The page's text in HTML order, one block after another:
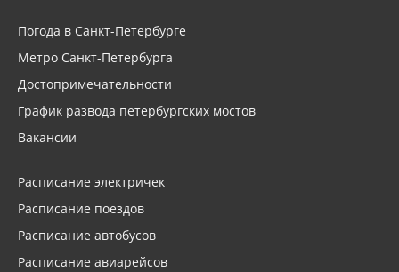
Погода в Санкт-Петербурге
Метро Санкт-Петербурга
Достопримечательности
График развода петербургских мостов
Вакансии
Расписание электричек
Расписание поездов
Расписание автобусов
Расписание авиарейсов